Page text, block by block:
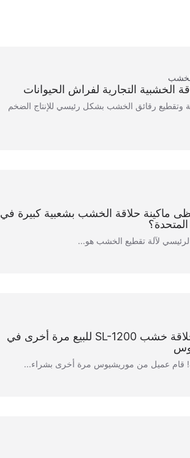
الخشبية التجارية لفراش الحيوانات
وتقطيع رقائق الخشب بشكل رئيسي للإنتاج الضخم
ماكينة حلاقة الخشب بشعبية كبيرة في
لآلة تقطيع الخشب هو...
ماكينة حلاقة خشب SL-1200 للبيع مرة أخرى في
قام عميل من موريشيوس مرة أخرى بشراء...